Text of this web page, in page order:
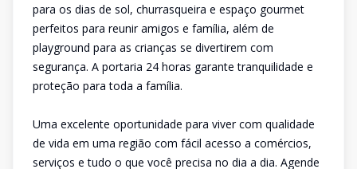
para os dias de sol, churrasqueira e espaço gourmet
perfeitos para reunir amigos e família, além de
playground para as crianças se divertirem com
segurança. A portaria 24 horas garante tranquilidade e
proteção para toda a família.
Uma excelente oportunidade para viver com qualidade
de vida em uma região com fácil acesso a comércios,
serviços e tudo o que você precisa no dia a dia. Agende